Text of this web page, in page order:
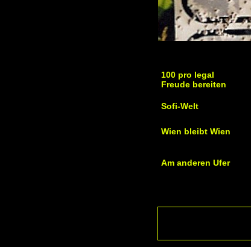
100 pro legal
Freude bereiten
Sofi-Welt
Wien bleibt Wien
Am anderen Ufer